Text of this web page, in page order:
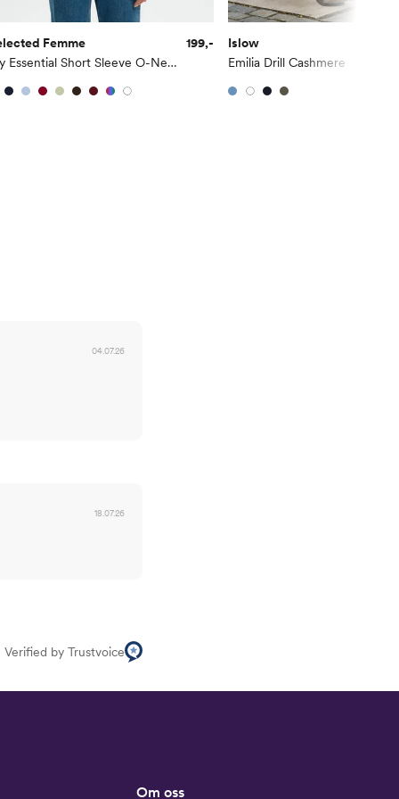
Femme
My Essential Short Sleeve O-Neck Tee
199,-
Islow
Emilia Drill Cashmere
04.07.26
18.07.26
Verified by Trustvoice
Om oss